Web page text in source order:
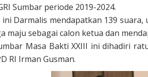
Sumbar periode 2019-2024.
Darmalis mendapatkan 139 suara,
maju sebagai calon ketua dan
Masa Bakti XXIII ini dihadiri
RI Irman Gusman.